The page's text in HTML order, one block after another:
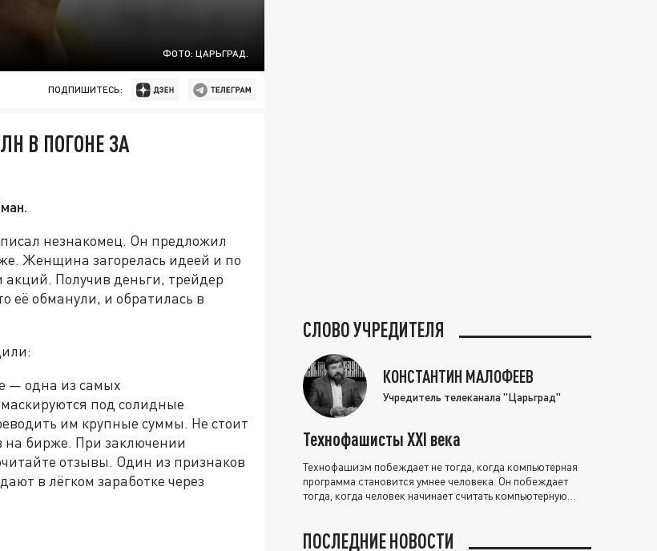
ФОТО: ЦАРЬГРАД.
ПОДПИШИТЕСЬ:
В ПОГОНЕ ЗА
незнакомец. Он предложил
Женщина загорелась идеей и по
акций. Получив деньги, трейдер
её обманули, и обратилась в
— одна из самых
под солидные
им крупные суммы. Не стоит
на бирже. При заключении
отзывы. Один из признаков
в лёгком заработке через
СЛОВО УЧРЕДИТЕЛЯ
КОНСТАНТИН МАЛОФЕЕВ
Учредитель телеканала "Царьград"
Технофашисты XXI века
Технофашизм побеждает не тогда, когда компьютерная
программа становится умнее человека. Он побеждает
тогда, когда человек начинает считать компьютерную
ПОСЛЕДНИЕ НОВОСТИ